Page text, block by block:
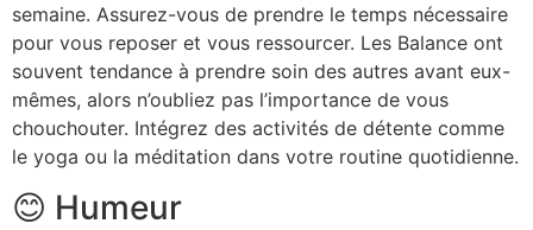
semaine. Assurez-vous de prendre le temps nécessaire
pour vous reposer et vous ressourcer. Les Balance ont
souvent tendance à prendre soin des autres avant eux-
mêmes, alors n’oubliez pas l’importance de vous
chouchouter. Intégrez des activités de détente comme
le yoga ou la méditation dans votre routine quotidienne.
😊 Humeur